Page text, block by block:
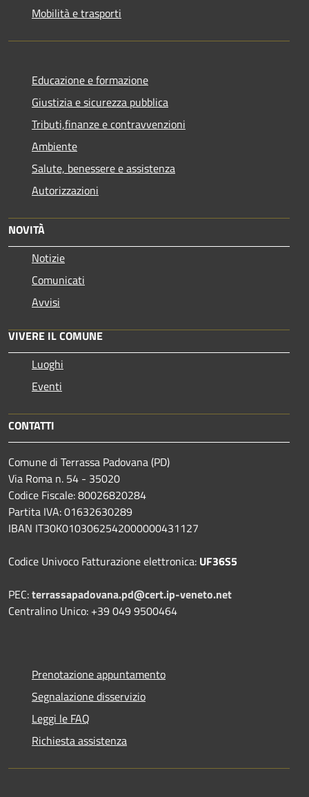
Mobilità e trasporti
Educazione e formazione
Giustizia e sicurezza pubblica
Tributi,finanze e contravvenzioni
Ambiente
Salute, benessere e assistenza
Autorizzazioni
NOVITÀ
Notizie
Comunicati
Avvisi
VIVERE IL COMUNE
Luoghi
Eventi
CONTATTI
Comune di Terrassa Padovana (PD)
Via Roma n. 54 - 35020
Codice Fiscale: 80026820284
Partita IVA: 01632630289
IBAN IT30K0103062542000000431127
Codice Univoco Fatturazione elettronica: UF36S5
PEC:terrassapadovana.pd@cert.ip-veneto.net
Centralino Unico: +39 049 9500464
Prenotazione appuntamento
Segnalazione disservizio
Leggi le FAQ
Richiesta assistenza